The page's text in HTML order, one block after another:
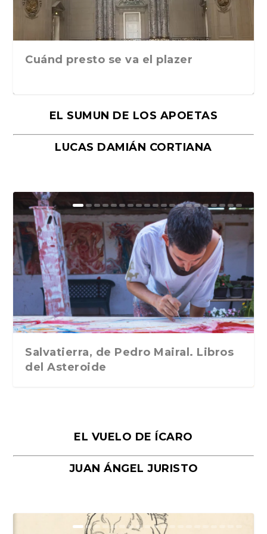
Cuánd presto se va el plazer
Moral, de Lyra Ekström Lindbäck.
Traducción de Car...
Revolución, de Hugo Gonçalves.
Libros del Asteroid...
«La música ha sido el gran amor de
mi vida». Esthe...
«El barman del Ritz», de Philippe
Collin. Traducci...
Mañanas de editorial, noches de
Bocaccio
EL SUMUN DE LOS APOETAS
LUCAS DAMIÁN CORTIANA
Salvatierra, de Pedro Mairal. Libros
del Asteroide
EL VUELO DE ÍCARO
JUAN ÁNGEL JURISTO